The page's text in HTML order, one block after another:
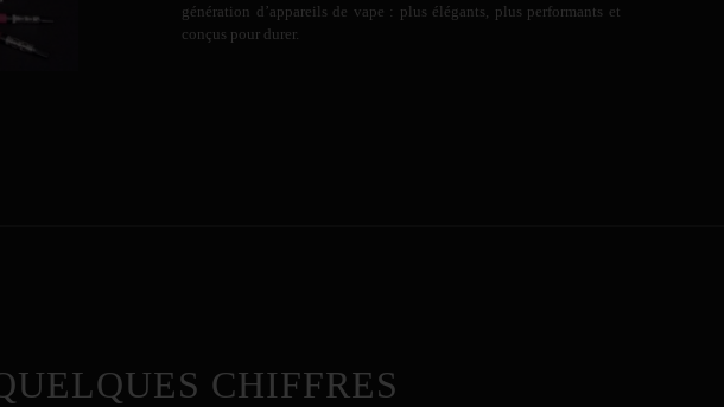
génération d’appareils de vape : plus élégants, plus performants et
conçus pour durer.
CHIFFRES